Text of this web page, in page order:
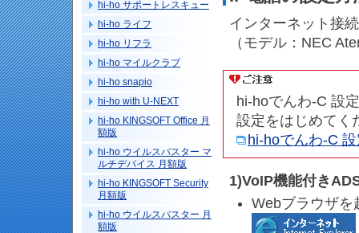
インターネット接
（モデル：NEC
hi-hoでんわ-C 設
設定をはじめてく
hi-hoでんわ-C
1)VoIP機能付き
Webブラウザを
hi-ho サポートレスキュー
hi-ho ライフ
hi-ho リフラ
hi-ho マイルクラブ
hi-ho snapio
hi-ho with U-NEXT
hi-ho KINGSOFT Office 月
額版
hi-ho ウイルスバスター マ
ルチデバイス 月額版
hi-ho KINGSOFT Security
月額版
hi-ho ウイルスバスター 月
額版